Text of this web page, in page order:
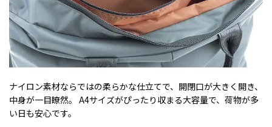
ナイロン素材ならではの柔らかな仕立てで、開閉口が大きく開き、
中身が一目瞭然。 A4サイズがぴったり収まる大容量で、荷物が多
い日も安心です。